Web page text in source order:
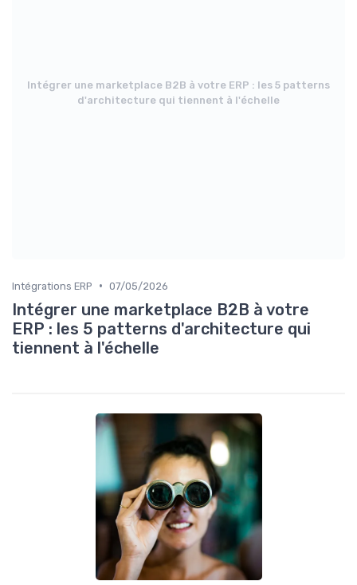
Intégrer une marketplace B2B à votre ERP : les 5 patterns
d'architecture qui tiennent à l'échelle
Intégrations ERP • 07/05/2026
Intégrer une marketplace B2B à votre
ERP : les 5 patterns d'architecture qui
tiennent à l'échelle